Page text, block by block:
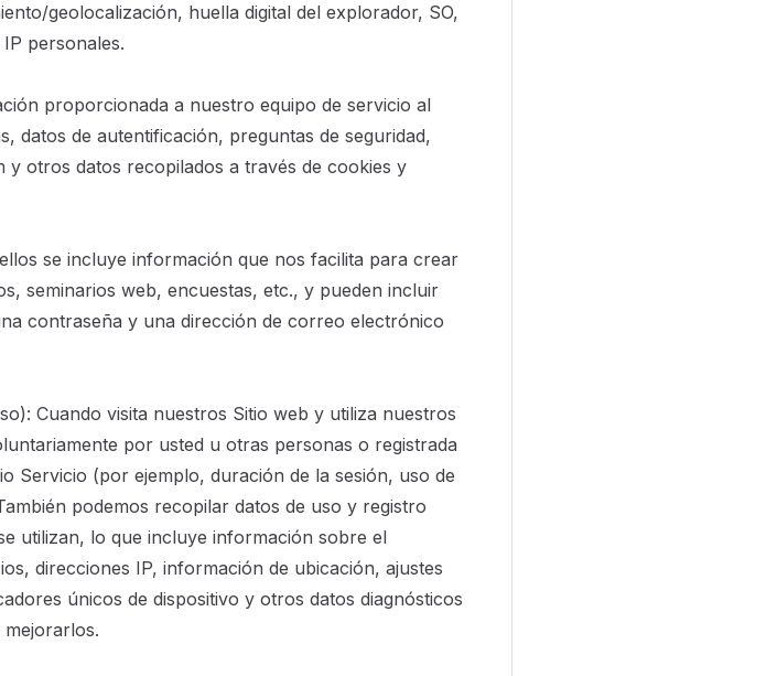
geolocalización, huella digital del explorador, SO,
personales.
proporcionada a nuestro equipo de servicio al
datos de autentificación, preguntas de seguridad,
otros datos recopilados a través de cookies y
se incluye información que nos facilita para crear
seminarios web, encuestas, etc., y pueden incluir
contraseña y una dirección de correo electrónico
Cuando visita nuestros Sitio web y utiliza nuestros
por usted u otras personas o registrada
Servicio (por ejemplo, duración de la sesión, uso de
podemos recopilar datos de uso y registro
utilizan, lo que incluye información sobre el
direcciones IP, información de ubicación, ajustes
únicos de dispositivo y otros datos diagnósticos